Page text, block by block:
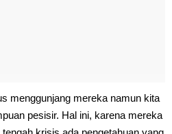
menggunjang mereka namun kita
pesisir. Hal ini, karena mereka